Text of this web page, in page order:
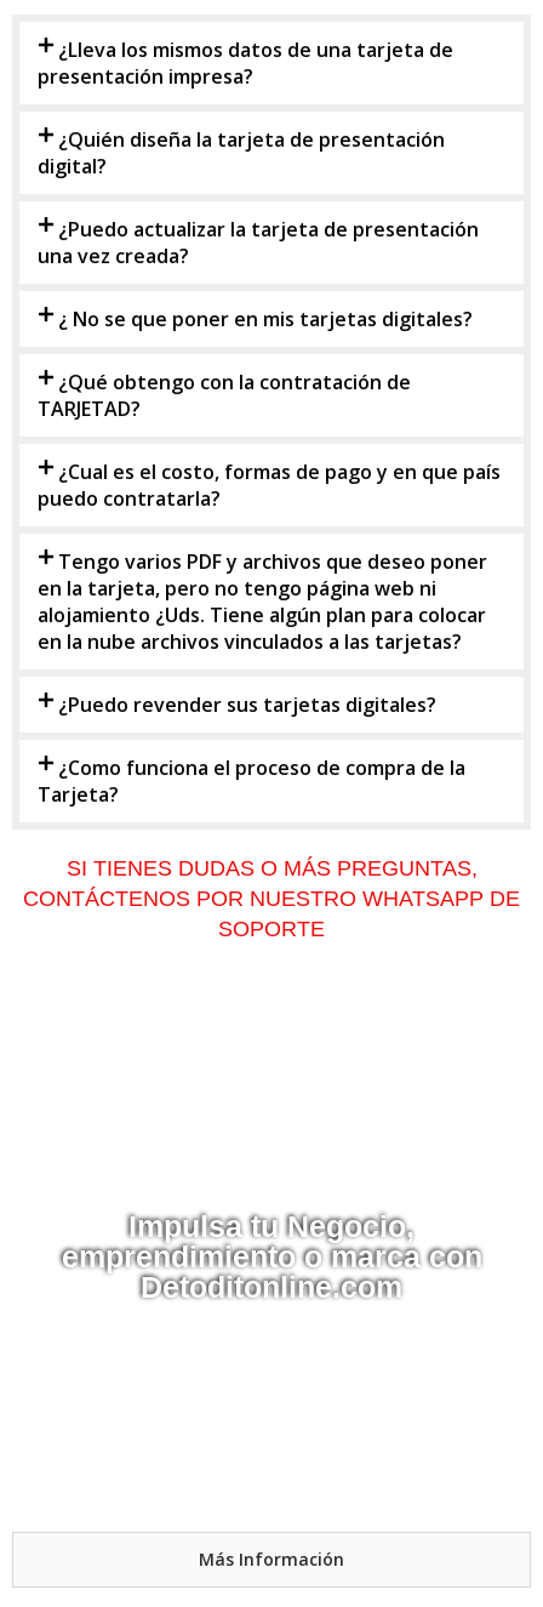
¿Lleva los mismos datos de una tarjeta de
presentación impresa?
¿Quién diseña la tarjeta de presentación
digital?
¿Puedo actualizar la tarjeta de presentación
una vez creada?
¿ No se que poner en mis tarjetas digitales?
¿Qué obtengo con la contratación de
TARJETAD?
¿Cual es el costo, formas de pago y en que país
puedo contratarla?
Tengo varios PDF y archivos que deseo poner
en la tarjeta, pero no tengo página web ni
alojamiento ¿Uds. Tiene algún plan para colocar
en la nube archivos vinculados a las tarjetas?
¿Puedo revender sus tarjetas digitales?
¿Como funciona el proceso de compra de la
Tarjeta?
SI TIENES DUDAS O MÁS PREGUNTAS,
CONTÁCTENOS POR NUESTRO WHATSAPP DE
SOPORTE
Impulsa tu Negocio,
emprendimiento o marca con
Detoditonline.com
Más Información